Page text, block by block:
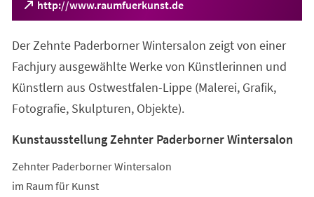
http://www.raumfuerkunst.de
(Öffnet
in
neuen
Tab)
Der Zehnte Paderborner Wintersalon zeigt von einer
Fachjury ausgewählte Werke von Künstlerinnen und
Künstlern aus Ostwestfalen-Lippe (Malerei, Grafik,
Fotografie, Skulpturen, Objekte).
Kunstausstellung Zehnter Paderborner Wintersalon
Zehnter Paderborner Wintersalon
im Raum für Kunst